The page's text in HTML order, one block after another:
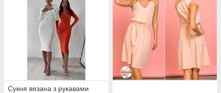
Сукня вязана з рукавами